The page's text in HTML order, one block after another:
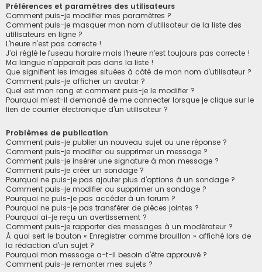
Préférences et paramètres des utilisateurs
Comment puis-je modifier mes paramètres ?
Comment puis-je masquer mon nom d’utilisateur de la liste des
utilisateurs en ligne ?
L’heure n’est pas correcte !
J’ai réglé le fuseau horaire mais l’heure n’est toujours pas correcte !
Ma langue n’apparaît pas dans la liste !
Que signifient les images situées à côté de mon nom d’utilisateur ?
Comment puis-je afficher un avatar ?
Quel est mon rang et comment puis-je le modifier ?
Pourquoi m’est-il demandé de me connecter lorsque je clique sur le
lien de courrier électronique d’un utilisateur ?
Problèmes de publication
Comment puis-je publier un nouveau sujet ou une réponse ?
Comment puis-je modifier ou supprimer un message ?
Comment puis-je insérer une signature à mon message ?
Comment puis-je créer un sondage ?
Pourquoi ne puis-je pas ajouter plus d’options à un sondage ?
Comment puis-je modifier ou supprimer un sondage ?
Pourquoi ne puis-je pas accéder à un forum ?
Pourquoi ne puis-je pas transférer de pièces jointes ?
Pourquoi ai-je reçu un avertissement ?
Comment puis-je rapporter des messages à un modérateur ?
À quoi sert le bouton « Enregistrer comme brouillon » affiché lors de
la rédaction d’un sujet ?
Pourquoi mon message a-t-il besoin d’être approuvé ?
Comment puis-je remonter mes sujets ?